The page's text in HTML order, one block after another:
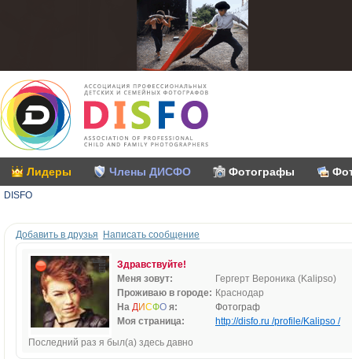
Лидеры Члены ДИСФО Фотографы
DISFO
Добавить в друзья Написать сообщение
Здравствуйте!
Меня зовут:
Гергерт Вероника (Kalipso)
Проживаю в городе: Краснодар
На ДИСФО я:
Фотограф
Моя страница:
http://disfo.ru /profile/Kalipso /
Последний раз я был(а) здесь давно